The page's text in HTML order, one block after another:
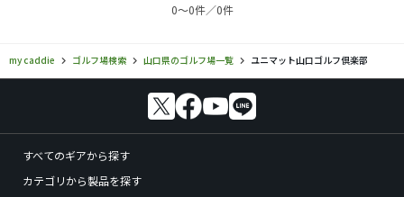
0〜0件／0件
my caddie ゴルフ場検索 山口県のゴルフ場一覧 ユニマット山口ゴルフ倶楽部
すべてのギアから探す
カテゴリから製品を探す